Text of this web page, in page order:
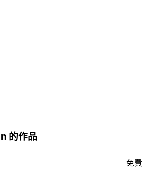
的作品
免費